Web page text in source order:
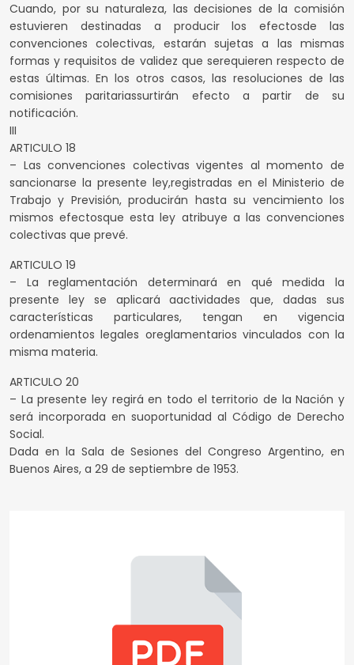
Cuando, por su naturaleza, las decisiones de la comisión
estuvieren destinadas a producir los efectosde las
convenciones colectivas, estarán sujetas a las mismas
formas y requisitos de validez que serequieren respecto de
estas últimas. En los otros casos, las resoluciones de las
comisiones paritariassurtirán efecto a partir de su
notificación.
III
ARTICULO 18
– Las convenciones colectivas vigentes al momento de
sancionarse la presente ley,registradas en el Ministerio de
Trabajo y Previsión, producirán hasta su vencimiento los
mismos efectosque esta ley atribuye a las convenciones
colectivas que prevé.
ARTICULO 19
– La reglamentación determinará en qué medida la
presente ley se aplicará aactividades que, dadas sus
características particulares, tengan en vigencia
ordenamientos legales oreglamentarios vinculados con la
misma materia.
ARTICULO 20
– La presente ley regirá en todo el territorio de la Nación y
será incorporada en suoportunidad al Código de Derecho
Social.
Dada en la Sala de Sesiones del Congreso Argentino, en
Buenos Aires, a 29 de septiembre de 1953.